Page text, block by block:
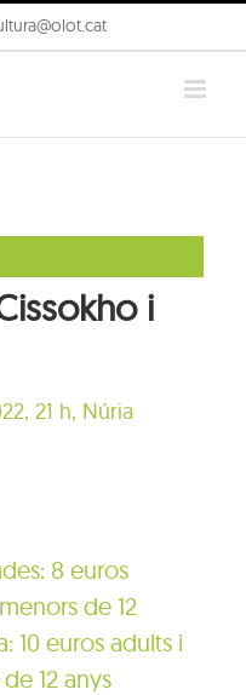
i
21 h, Núria
8 euros
de 12
10 euros adults i
12 anys